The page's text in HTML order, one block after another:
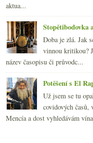
aktua...
Stopětibodovka
Doba je zlá. Jak
vinnou kritikou?
název časopisu či průvodc...
Potěšení s El
Už jsem se tu
covidových
Mencía a dost vyhledávám